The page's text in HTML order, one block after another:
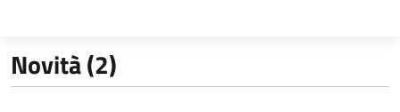
Novità (2)